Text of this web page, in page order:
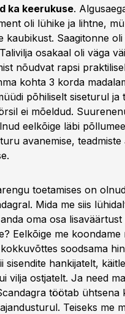
ka keerukuse.
oli lühike ja lihtne,
kaubikust. Saagitonne oli
osakaal oli väga
nõudvat rapsi
kohta 3 korda
põhiliselt siseturul ja
ei mõeldud.
eelkõige läbi
avanemise, teadmiste
toetamises on
Mida me siis
oma osa lisaväärtust
Eelkõige me koondame
soodsama
sisendite hankijatelt,
vilja ostjatelt. Ja need
töötab ühtsena
Teiseks me